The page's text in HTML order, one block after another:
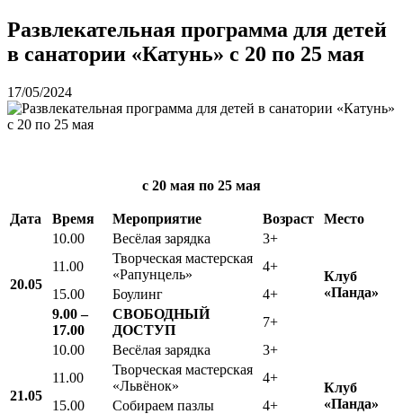
Развлекательная программа для детей
в санатории «Катунь» с 20 по 25 мая
17/05/2024
с 20 мая по 25 мая
Дата Время Мероприятие Возраст Место
20.05
10.00 Весёлая зарядка 3+
Клуб
«Панда»
11.00
Творческая мастерская
«Рапунцель»
4+
15.00
Боулинг
4+
9.00 –
17.00
СВОБОДНЫЙ
ДОСТУП
7+
21.05
10.00 Весёлая зарядка 3+
Клуб
«Панда»
11.00
Творческая мастерская
«Львёнок»
4+
15.00
Собираем пазлы
4+